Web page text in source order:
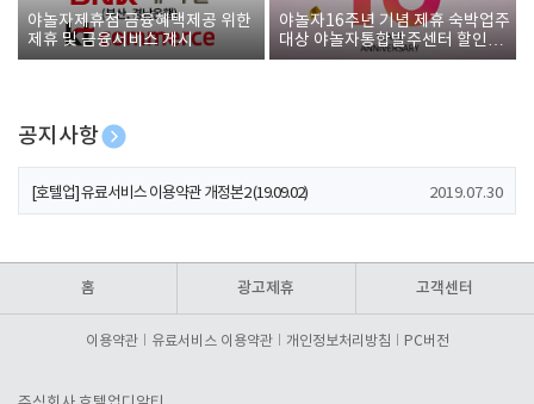
야놀자제휴점 금융혜택제공 위한
제휴 및 금융서비스 게시
야놀자16주년 기념 제휴 숙박업주
대상 야놀자통합발주센터 할인쿠
폰 증정
공지사항
[호텔업] 개인정보 처리방침 개정본1 (19.09.02)
[호텔업] 유료서비스 이용약관 개정본2 (19.09.02) 2019.07.30
홈 광고제휴 고객센터
이용약관 유료서비스 이용약관 개인정보처리방침 PC버전